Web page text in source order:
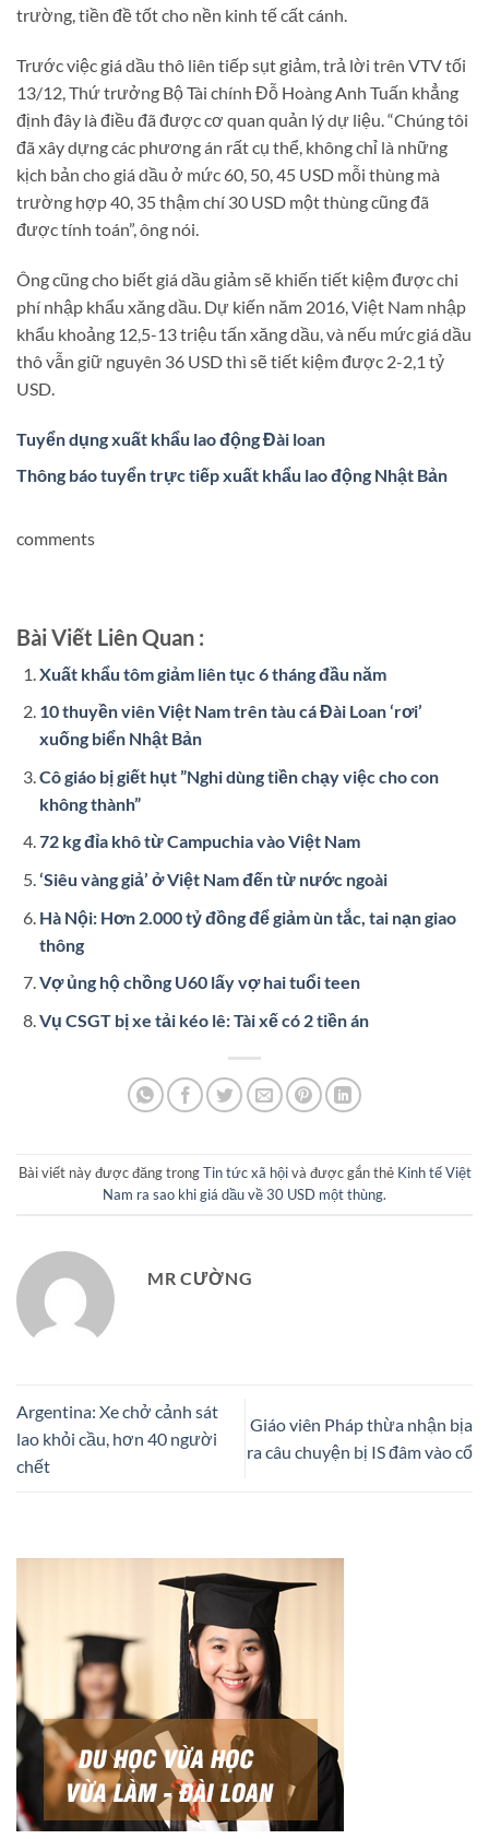
trường, tiền đề tốt cho nền kinh tế cất cánh.
Trước việc giá dầu thô liên tiếp sụt giảm, trả lời trên VTV tối
13/12, Thứ trưởng Bộ Tài chính Đỗ Hoàng Anh Tuấn khẳng
định đây là điều đã được cơ quan quản lý dự liệu. “Chúng tôi
đã xây dựng các phương án rất cụ thể, không chỉ là những
kịch bản cho giá dầu ở mức 60, 50, 45 USD mỗi thùng mà
trường hợp 40, 35 thậm chí 30 USD một thùng cũng đã
được tính toán”, ông nói.
Ông cũng cho biết giá dầu giảm sẽ khiến tiết kiệm được chi
phí nhập khẩu xăng dầu. Dự kiến năm 2016, Việt Nam nhập
khẩu khoảng 12,5-13 triệu tấn xăng dầu, và nếu mức giá dầu
thô vẫn giữ nguyên 36 USD thì sẽ tiết kiệm được 2-2,1 tỷ
USD.
Tuyển dụng xuất khẩu lao động Đài loan
Thông báo tuyển trực tiếp xuất khẩu lao động Nhật Bản
comments
Bài Viết Liên Quan :
Xuất khẩu tôm giảm liên tục 6 tháng đầu năm
10 thuyền viên Việt Nam trên tàu cá Đài Loan ‘rơi’
xuống biển Nhật Bản
Cô giáo bị giết hụt ”Nghi dùng tiền chạy việc cho con
không thành”
72 kg đỉa khô từ Campuchia vào Việt Nam
‘Siêu vàng giả’ ở Việt Nam đến từ nước ngoài
Hà Nội: Hơn 2.000 tỷ đồng để giảm ùn tắc, tai nạn giao
thông
Vợ ủng hộ chồng U60 lấy vợ hai tuổi teen
Vụ CSGT bị xe tải kéo lê: Tài xế có 2 tiền án
Bài viết này được đăng trongTin tức xã hộivà được gắn thẻ Kinh tế Việt
Nam ra sao khi giá dầu về 30 USD một thùng.
MR CƯỜNG
Argentina: Xe chở cảnh sát
lao khỏi cầu, hơn 40 người
chết
Giáo viên Pháp thừa nhận bịa
ra câu chuyện bị IS đâm vào cổ